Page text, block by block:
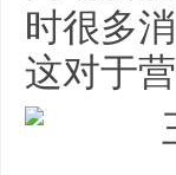
时很多
这对于